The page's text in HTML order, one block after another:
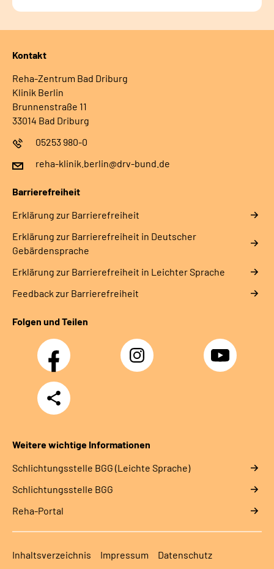
Kontakt
Reha-Zentrum Bad Driburg
Klinik Berlin
Brunnenstraße 11
33014 Bad Driburg
05253 980-0
reha-klinik.berlin@drv-bund.de
Barrierefreiheit
Erklärung zur Barrierefreiheit
Erklärung zur Barrierefreiheit in Deutscher
Gebärdensprache
Erklärung zur Barrierefreiheit in Leichter Sprache
Feedback zur Barrierefreiheit
Folgen und Teilen
Facebook Instagram YouTube
Teilen
Weitere wichtige Informationen
Schlich­tungs­stel­le BGG (Leichte Sprache)
Schlich­tungs­stel­le BGG
Reha-Portal
Inhaltsverzeichnis Impressum Datenschutz